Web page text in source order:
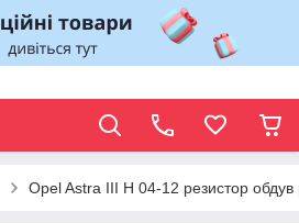
Opel Astra III H 04-12 резистор обдув